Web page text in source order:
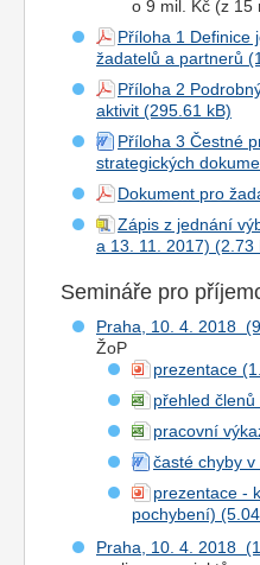
o 9 mil. Kč (z 15
Příloha 1 Definice
žadatelů a partnerů
Příloha 2
aktivit
Příloha 3 Čestné
strategických
Dokument pro
Zápis z jednání
a 13. 11. 2017)
Semináře pro
Praha, 10. 4. 2018
ŽoP
prezentace
přehled členů
pracovní
časté chyby v
prezentace -
pochybení)
Praha, 10. 4. 2018